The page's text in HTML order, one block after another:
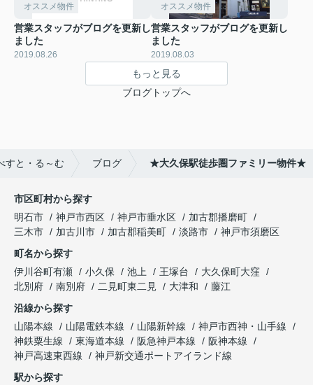
オススメ物件
営業スタッフがブログを更新し
ました
2019.08.26
オススメ物件
営業スタッフがブログを更新し
ました
2019.08.03
もっと見る
ブログトップへ
すと・る～む ブログ ★大久保駅徒歩圏ファミリー物件★
市区町村から探す
明石市
神戸市西区 神戸市垂水区
加古郡播磨町
三木市
加古川市 加古郡稲美町 淡路市
神戸市須磨区
町名から探す
伊川谷町有瀬
小久保 池上 王塚台
大久保町大窪
北別府
南別府 二見町東二見 大津和
藤江
沿線から探す
山陽本線
山陽電鉄本線 山陽新幹線
神戸市西神・山手線
神鉄粟生線
東海道本線 阪急神戸本線
阪神本線
神戸高速東西線
神戸新交通ポートアイランド線
駅から探す